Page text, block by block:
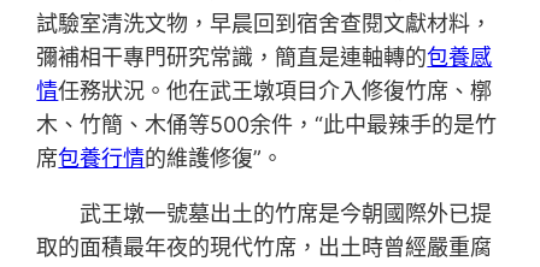
試驗室清洗文物，早晨回到宿舍查閱文獻材料，
彌補相干專門研究常識，簡直是連軸轉的包養感
情任務狀況。他在武王墩項目介入修復竹席、槨
木、竹簡、木俑等500余件，“此中最辣手的是竹
席包養行情的維護修復”。
武王墩一號墓出土的竹席是今朝國際外已提
取的面積最年夜的現代竹席，出土時曾經嚴重腐